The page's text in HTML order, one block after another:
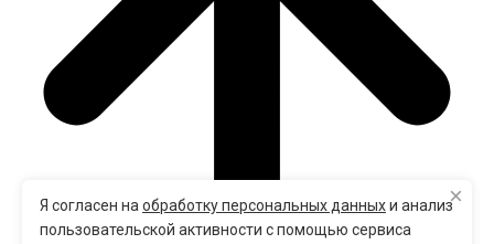
×
Я согласен на обработку персональных данныхи анализ
пользовательской активности с помощью сервиса